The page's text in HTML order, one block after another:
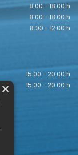
8.00 - 18.00 h
8.00 - 18.00 h
8.00 - 12.00 h
15.00 - 20.00 h
15.00 - 20.00 h
×